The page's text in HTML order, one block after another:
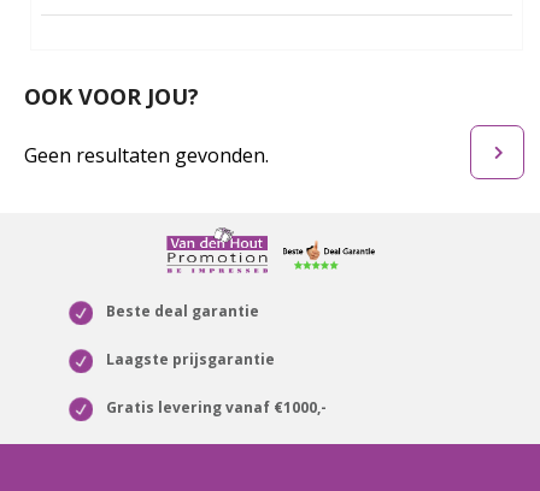
OOK VOOR JOU?
Geen resultaten gevonden.
Beste deal garantie
Laagste prijsgarantie
Gratis levering vanaf €1000,-